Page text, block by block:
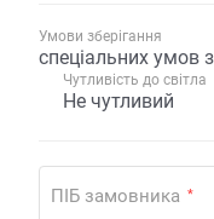
Умови зберігання
спеціальних умов
Чутливість до світла
Не чутливий
ПІБ замовника *